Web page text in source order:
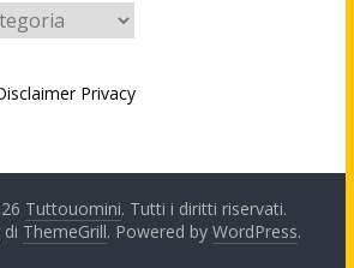
Privacy
Tuttouomini. Tutti i diritti riservati.
ThemeGrill. Powered by WordPress.